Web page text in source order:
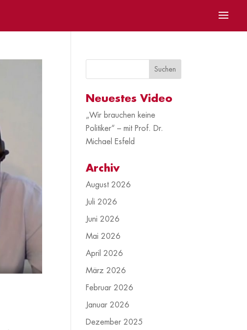
Neuestes Video
„Wir brauchen keine
Politiker“ – mit Prof. Dr.
Michael Esfeld
Archiv
August 2026
Juli 2026
Juni 2026
Mai 2026
April 2026
März 2026
Februar 2026
Januar 2026
Dezember 2025